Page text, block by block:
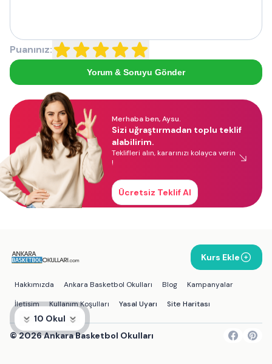
10 Okul
Puanınız:
Yorum & Soruyu Gönder
Merhaba ben, Aysu.
Sizi uğraştırmadan toplu teklif
alabilirim.
Teklifleri alın, kararınızı kolayca verin
!
Ücretsiz Teklif Al
Kurs Ekle
Hakkımızda Ankara Basketbol Okulları Blog
Kampanyalar
İletişim
Kullanım Koşulları Yasal Uyarı Site Haritası
©2026Ankara Basketbol Okulları